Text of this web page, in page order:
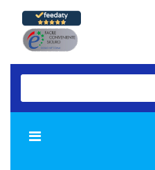
Navigazione